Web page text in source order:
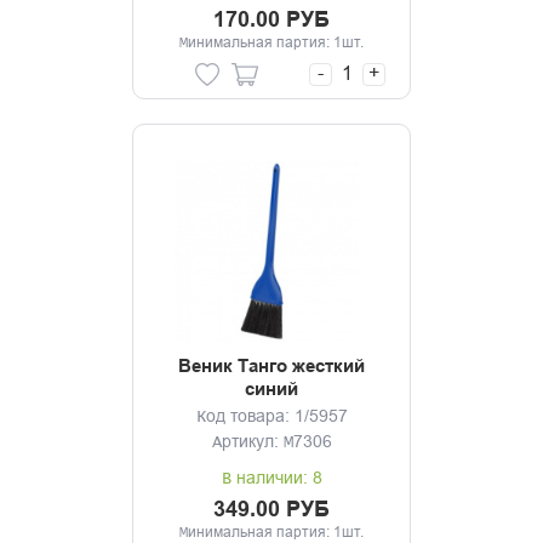
170.00 РУБ
Минимальная партия: 1шт.
- +
Веник Танго жесткий
синий
Код товара: 1/5957
Артикул: М7306
В наличии: 8
349.00 РУБ
Минимальная партия: 1шт.